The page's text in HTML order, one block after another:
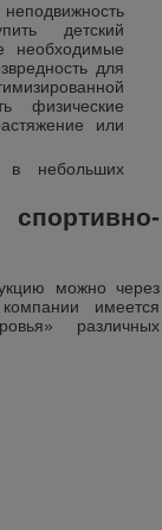
детский
необходимые
для
физические
или
в небольших
можно через
имеется
различных